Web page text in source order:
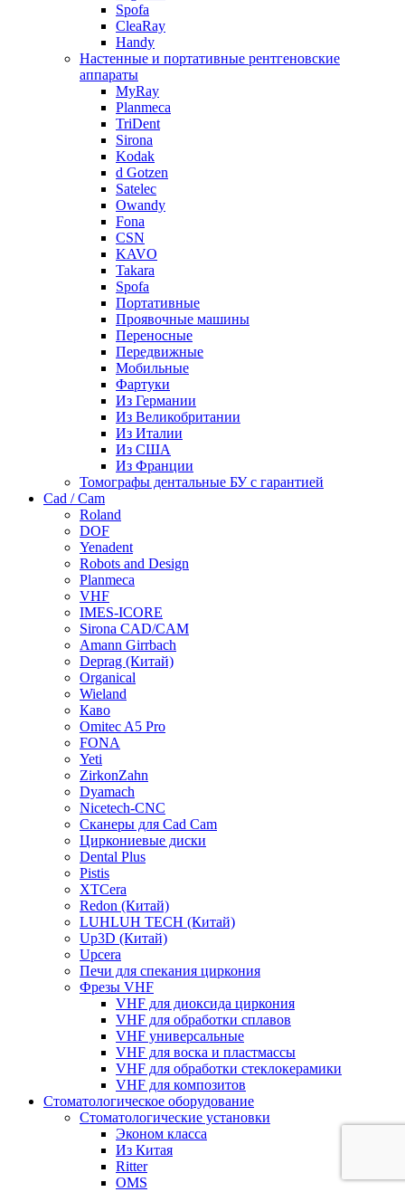
Spofa
CleaRay
Handy
Настенные и портативные рентгеновские
аппараты
MyRay
Planmeca
TriDent
Sirona
Kodak
d Gotzen
Satelec
Owandy
Fona
CSN
KAVO
Takara
Spofa
Портативные
Проявочные машины
Переносные
Передвижные
Мобильные
Фартуки
Из Германии
Из Великобритании
Из Италии
Из США
Из Франции
Томографы дентальные БУ с гарантией
Cad / Cam
Roland
DOF
Yenadent
Robots and Design
Planmeca
VHF
IMES-ICORE
Sirona CAD/CAM
Amann Girrbach
Deprag (Китай)
Organical
Wieland
Каво
Omitec A5 Pro
FONA
Yeti
ZirkonZahn
Dyamach
Nicetech-CNC
Сканеры для Cad Cam
Циркониевые диски
Dental Plus
Pistis
XTCera
Redon (Китай)
LUHLUH TECH (Китай)
Up3D (Китай)
Upcera
Печи для спекания циркония
Фрезы VHF
VHF для диоксида циркония
VHF для обработки сплавов
VHF универсальные
VHF для воска и пластмассы
VHF для обработки стеклокерамики
VHF для композитов
Стоматологическое оборудование
Стоматологические установки
Эконом класса
Из Китая
Ritter
OMS